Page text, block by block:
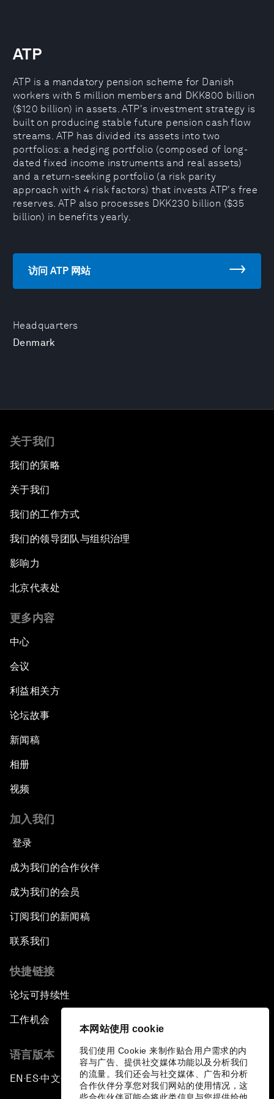
本网站使用 cookie
我们使用 Cookie 来制作贴合用户需求的内
容与广告、提供社交媒体功能以及分析我们
的流量。我们还会与社交媒体、广告和分析
合作伙伴分享您对我们网站的使用情况，这
Headquarters
Denmark
ATP
ATP is a mandatory pension scheme for Danish
workers with 5 million members and DKK800 billion
($120 billion) in assets. ATP's investment strategy is
built on producing stable future pension cash flow
streams. ATP has divided its assets into two
portfolios: a hedging portfolio (composed of long-
dated fixed income instruments and real assets)
and a return-seeking portfolio (a risk parity
approach with 4 risk factors) that invests ATP's free
reserves. ATP also processes DKK230 billion ($35
billion) in benefits yearly.
访问 ATP 网站
关于我们
我们的策略
关于我们
我们的工作方式
我们的领导团队与组织治理
影响力
北京代表处
更多内容
中心
会议
利益相关方
论坛故事
新闻稿
相册
视频
加入我们
登录
成为我们的合作伙伴
成为我们的会员
订阅我们的新闻稿
联系我们
快捷链接
论坛可持续性
工作机会
语言版本
EN ▪ES▪中文▪ 日本語